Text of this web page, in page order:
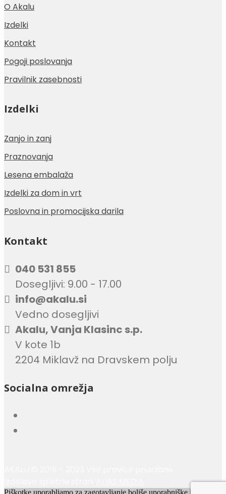
O Akalu
Izdelki
Kontakt
Pogoji poslovanja
Pravilnik zasebnosti
Izdelki
Zanjo in zanj
Praznovanja
Lesena embalaža
Izdelki za dom in vrt
Poslovna in promocijska darila
Kontakt
040 531 855
Dosegljivi: 9.00 - 17.00
info@akalu.si
Vedno dosegljivi
Akalu, Vanja Klasinc s.p.
V kote 1b
2204 Miklavž na Dravskem polju
Socialna omrežja